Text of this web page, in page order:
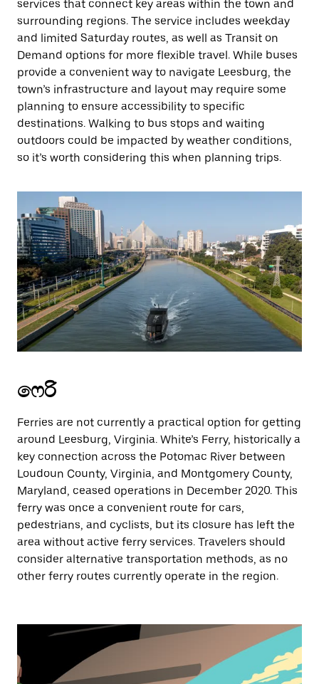
services that connect key areas within the town and
surrounding regions. The service includes weekday
and limited Saturday routes, as well as Transit on
Demand options for more flexible travel. While buses
provide a convenient way to navigate Leesburg, the
town’s infrastructure and layout may require some
planning to ensure accessibility to specific
destinations. Walking to bus stops and waiting
outdoors could be impacted by weather conditions,
so it’s worth considering this when planning trips.
ෆෙරි
Ferries are not currently a practical option for getting
around Leesburg, Virginia. White’s Ferry, historically a
key connection across the Potomac River between
Loudoun County, Virginia, and Montgomery County,
Maryland, ceased operations in December 2020. This
ferry was once a convenient route for cars,
pedestrians, and cyclists, but its closure has left the
area without active ferry services. Travelers should
consider alternative transportation methods, as no
other ferry routes currently operate in the region.